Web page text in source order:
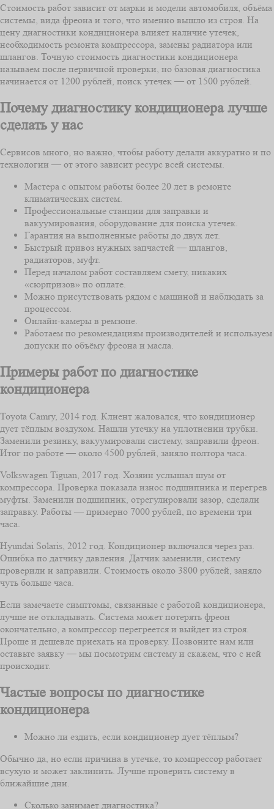
Стоимость работ зависит от марки и модели автомобиля, объёма
системы, вида фреона и того, что именно вышло из строя. На
цену диагностики кондиционера влияет наличие утечек,
необходимость ремонта компрессора, замены радиатора или
шлангов. Точную стоимость диагностики кондиционера
называем после первичной проверки, но базовая диагностика
начинается от 1200 рублей, поиск утечек — от 1500 рублей.
Почему диагностику кондиционера лучше
сделать у нас
Сервисов много, но важно, чтобы работу делали аккуратно и по
технологии — от этого зависит ресурс всей системы.
Мастера с опытом работы более 20 лет в ремонте
климатических систем.
Профессиональные станции для заправки и
вакуумирования, оборудование для поиска утечек.
Гарантия на выполненные работы до двух лет.
Быстрый привоз нужных запчастей — шлангов,
радиаторов, муфт.
Перед началом работ составляем смету, никаких
«сюрпризов» по оплате.
Можно присутствовать рядом с машиной и наблюдать за
процессом.
Онлайн-камеры в ремзоне.
Работаем по рекомендациям производителей и используем
допуски по объёму фреона и масла.
Примеры работ по диагностике
кондиционера
Toyota Camry, 2014 год. Клиент жаловался, что кондиционер
дует тёплым воздухом. Нашли утечку на уплотнении трубки.
Заменили резинку, вакуумировали систему, заправили фреон.
Итог по работе — около 4500 рублей, заняло полтора часа.
Volkswagen Tiguan, 2017 год. Хозяин услышал шум от
компрессора. Проверка показала износ подшипника и перегрев
муфты. Заменили подшипник, отрегулировали зазор, сделали
заправку. Работы — примерно 7000 рублей, по времени три
часа.
Hyundai Solaris, 2012 год. Кондиционер включался через раз.
Ошибка по датчику давления. Датчик заменили, систему
проверили и заправили. Стоимость около 3800 рублей, заняло
чуть больше часа.
Если замечаете симптомы, связанные с работой кондиционера,
лучше не откладывать. Система может потерять фреон
окончательно, а компрессор перегреется и выйдет из строя.
Проще и дешевле приехать на проверку. Позвоните нам или
оставьте заявку — мы посмотрим систему и скажем, что с ней
происходит.
Частые вопросы по диагностике
кондиционера
Можно ли ездить, если кондиционер дует тёплым?
Обычно да, но если причина в утечке, то компрессор работает
всухую и может заклинить. Лучше проверить систему в
ближайшие дни.
Сколько занимает диагностика?